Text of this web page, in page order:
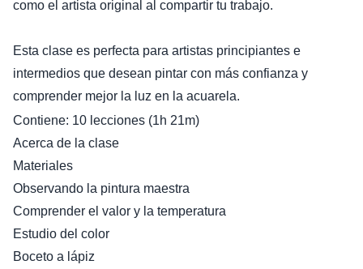
como el artista original al compartir tu trabajo.
Esta clase es perfecta para artistas principiantes e
intermedios que desean pintar con más confianza y
comprender mejor la luz en la acuarela.
Contiene: 10 lecciones (1h 21m)
Acerca de la clase
Materiales
Observando la pintura maestra
Comprender el valor y la temperatura
Estudio del color
Boceto a lápiz